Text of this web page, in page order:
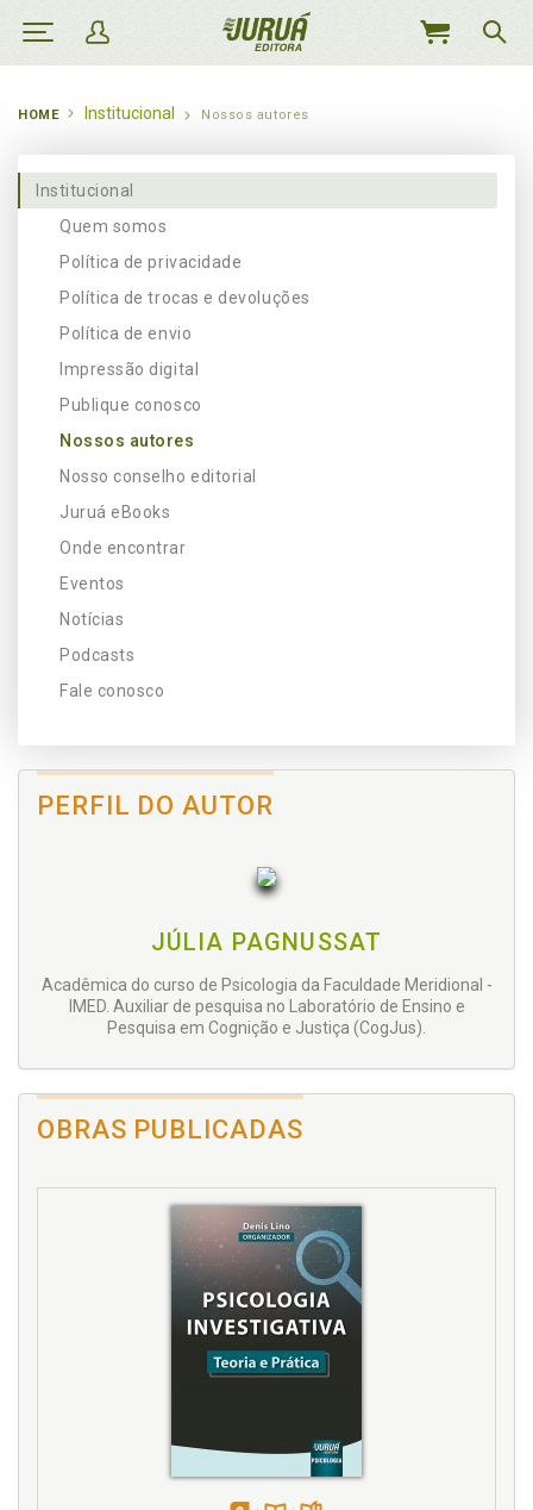
MEU
HOME Institucional Nossos autores
Institucional
Quem somos
Política de privacidade
Política de trocas e devoluções
Política de envio
Impressão digital
Publique conosco
Nossos autores
Nosso conselho editorial
Juruá eBooks
Onde encontrar
Eventos
Notícias
Podcasts
Fale conosco
PERFIL DO AUTOR
JÚLIA PAGNUSSAT
Acadêmica do curso de Psicologia da Faculdade Meridional -
IMED. Auxiliar de pesquisa no Laboratório de Ensino e
Pesquisa em Cognição e Justiça (CogJus).
OBRAS PUBLICADAS